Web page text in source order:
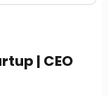
| CEO